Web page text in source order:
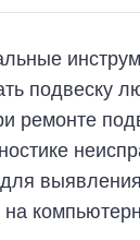
подвеску
ремонте
на